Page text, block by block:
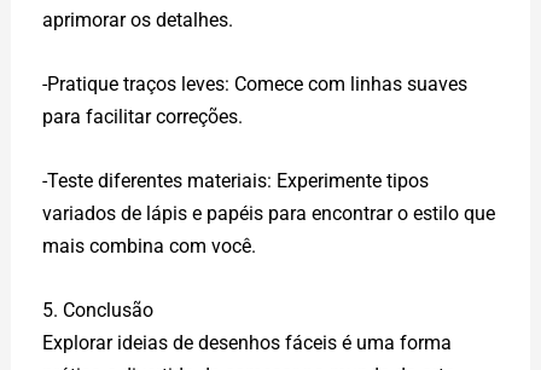
aprimorar os detalhes.
-Pratique traços leves: Comece com linhas suaves
para facilitar correções.
-Teste diferentes materiais: Experimente tipos
variados de lápis e papéis para encontrar o estilo que
mais combina com você.
5. Conclusão
Explorar ideias de desenhos fáceis é uma forma